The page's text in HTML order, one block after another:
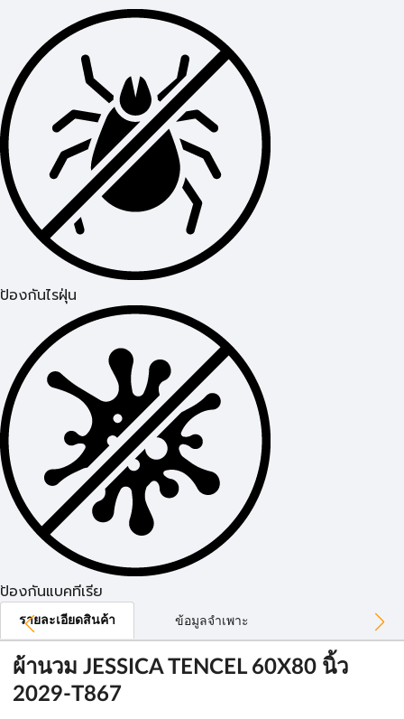
ป้องกันไรฝุ่น
ป้องกันแบคทีเรีย
รายละเอียดสินค้า ข้อมูลจำเพาะ
ผ้านวม JESSICA TENCEL 60X80 นิ้ว
2029-T867